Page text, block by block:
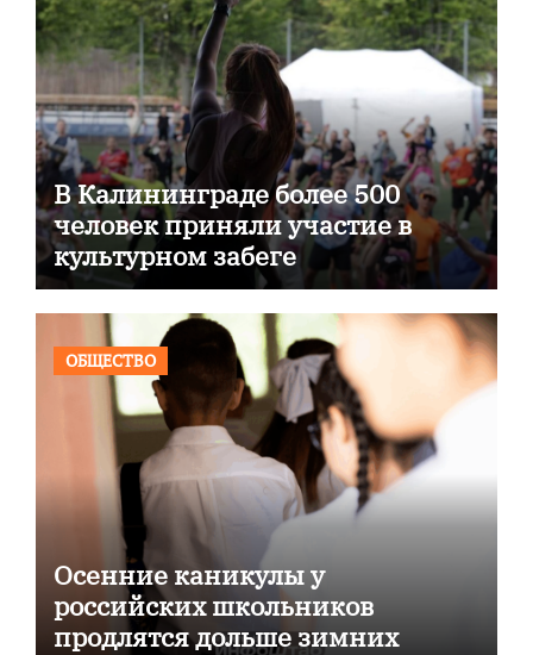
В Калининграде более 500
человек приняли участие в
культурном забеге
ОБЩЕСТВО
Осенние каникулы у
российских школьников
продлятся дольше зимних